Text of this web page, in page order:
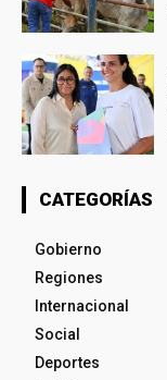
CATEGORÍAS
Gobierno
Regiones
Internacional
Social
Deportes